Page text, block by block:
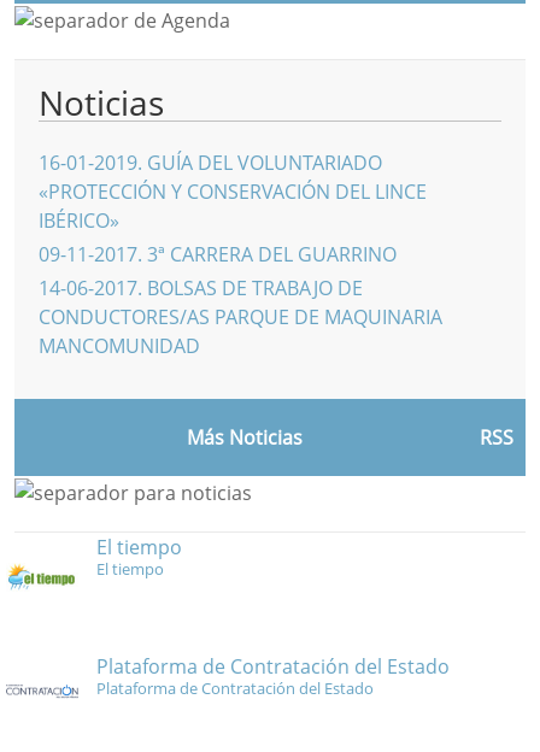
Noticias
16-01-2019. GUÍA DEL VOLUNTARIADO
«PROTECCIÓN Y CONSERVACIÓN DEL LINCE
IBÉRICO»
09-11-2017. 3ª CARRERA DEL GUARRINO
14-06-2017. BOLSAS DE TRABAJO DE
CONDUCTORES/AS PARQUE DE MAQUINARIA
MANCOMUNIDAD
Más Noticias RSS
El tiempo
El tiempo
Plataforma de Contratación del Estado
Plataforma de Contratación del Estado